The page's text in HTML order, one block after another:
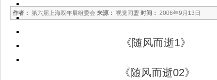
作者： 第六届上海双年展组委会 来源： 视觉同盟 时间： 2006年9月13日
《随风而逝1》
《随风而逝02》